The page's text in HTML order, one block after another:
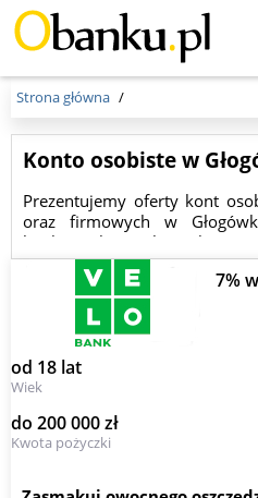
Menu
Strona główna
Konto osobiste w
Prezentujemy oferty kont
oraz firmowych w
bankowych i wybierz konto
Twoich potrzeb.
7%
od 18 lat
Wiek
do 200 000 zł
Kwota pożyczki